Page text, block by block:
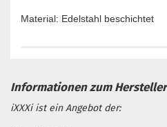
Material: Edelstahl beschichtet
iXXXi ist ein Angebot der: